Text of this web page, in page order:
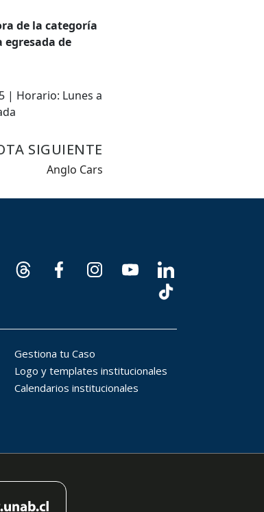
de la categoría
de
| Horario: Lunes a
SIGUIENTE
Anglo Cars